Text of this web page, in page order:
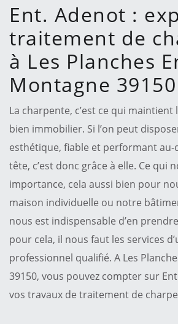
Ent. Adenot :
traitement de
à Les Planches
Montagne 39150
La charpente, c’est ce qui
bien immobilier. Si l’on peut
esthétique, fiable et performant au-
tête, c’est donc grâce à elle. Ce qui
importance, cela aussi bien pour
maison individuelle ou notre
nous est indispensable d’en
pour cela, il nous faut les services
professionnel qualifié. A Les
39150, vous pouvez compter sur
vos travaux de traitement de